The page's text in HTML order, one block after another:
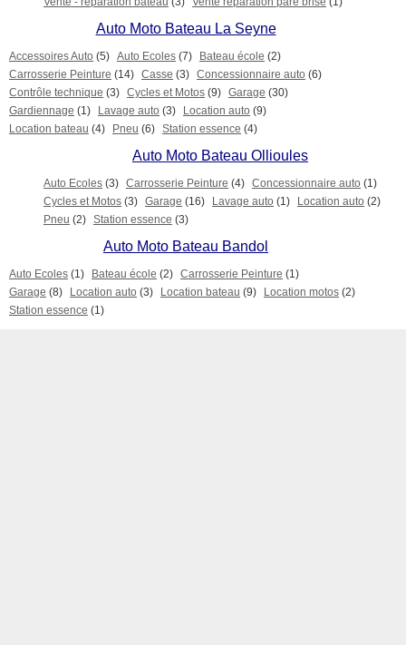
Auto Moto Bateau La Seyne
Accessoires Auto (5) Auto Ecoles (7) Bateau école (2)
Carrosserie Peinture (14) Casse (3) Concessionnaire auto (6)
Contrôle technique (3) Cycles et Motos (9) Garage (30)
Gardiennage (1) Lavage auto (3) Location auto (9)
Location bateau (4) Pneu (6) Station essence (4)
Auto Moto Bateau Ollioules
Auto Ecoles (3) Carrosserie Peinture (4) Concessionnaire auto (1)
Cycles et Motos (3) Garage (16) Lavage auto (1) Location auto (2)
Pneu (2) Station essence (3)
Auto Moto Bateau Bandol
Auto Ecoles (1) Bateau école (2) Carrosserie Peinture (1)
Garage (8) Location auto (3) Location bateau (9) Location motos (2)
Station essence (1)